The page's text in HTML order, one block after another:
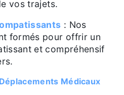
vos trajets.
: Nos
formés pour offrir un
et compréhensif
Médicaux